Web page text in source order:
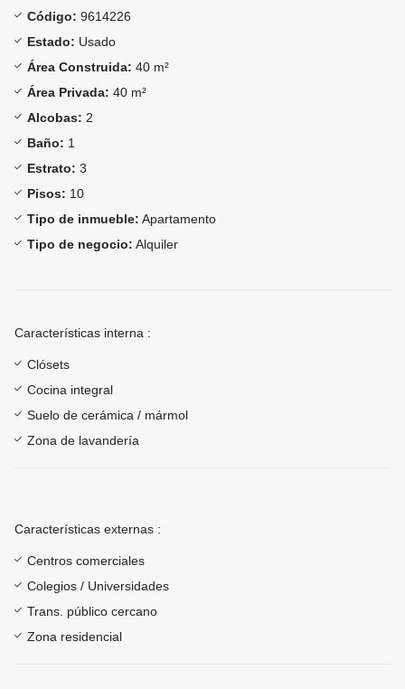
Código: 9614226
Estado: Usado
Área Construida: 40 m²
Área Privada: 40 m²
Alcobas: 2
Baño: 1
Estrato: 3
Pisos: 10
Tipo de inmueble: Apartamento
Tipo de negocio: Alquiler
Características interna :
Clósets
Cocina integral
Suelo de cerámica / mármol
Zona de lavandería
Características externas :
Centros comerciales
Colegios / Universidades
Trans. público cercano
Zona residencial